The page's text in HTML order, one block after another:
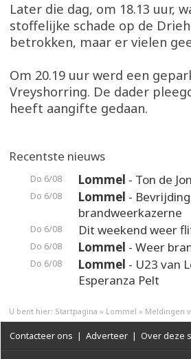
Later die dag, om 18.13 uur,
stoffelijke schade op de
betrokken, maar er vielen
Om 20.19 uur werd een
Vreyshorring. De dader
heeft aangifte gedaan.
Recentste nieuws
Do 6/08 Lommel - Ton de
Do 6/08 Lommel -
brandweerkazerne
Do 6/08 Dit weekend weer
Do 6/08 Lommel - Weer
Do 6/08 Lommel - U23 van
Esperanza Pelt
U bent hier: Startpagina » Lommel » Meldingen
Contacteer ons | Adverteer | Over deze